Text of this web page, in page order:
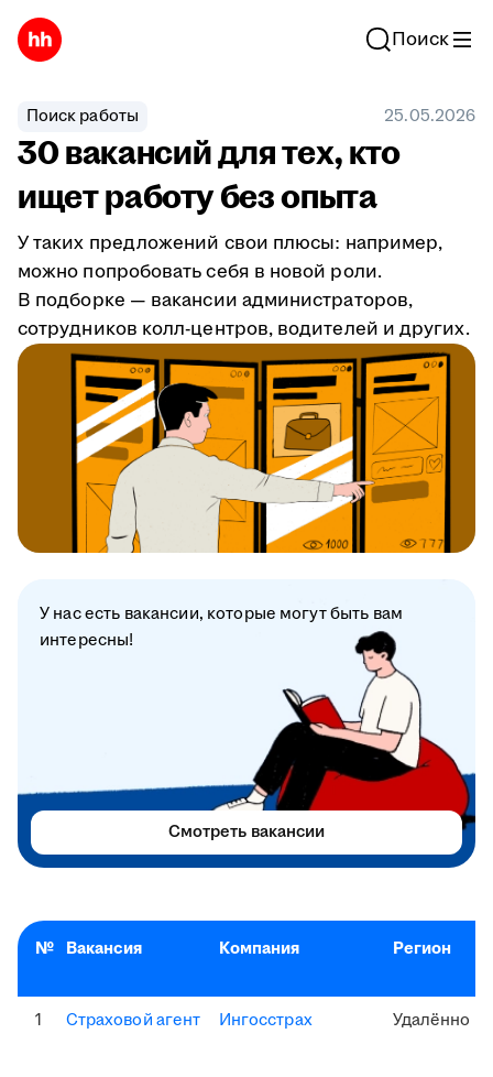
Поиск
Поиск работы 25.05.2026
30 вакансий для тех, кто
ищет работу без опыта
У таких предложений свои плюсы: например,
можно попробовать себя в новой роли.
В подборке — вакансии администраторов,
сотрудников колл-центров, водителей и других.
№ Вакансия Компания Регион
1 Страховой агент Ингосстрах Удалённо
У нас есть вакансии, которые могут быть вам
интересны!
Смотреть вакансии